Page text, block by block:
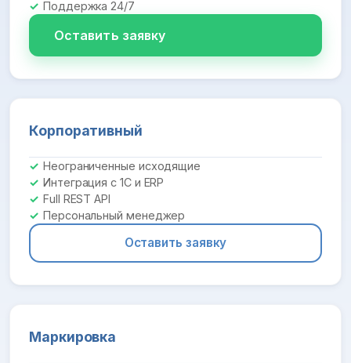
Поддержка 24/7
Оставить заявку
Корпоративный
Неограниченные исходящие
Интеграция с 1С и ERP
Full REST API
Персональный менеджер
Оставить заявку
Маркировка